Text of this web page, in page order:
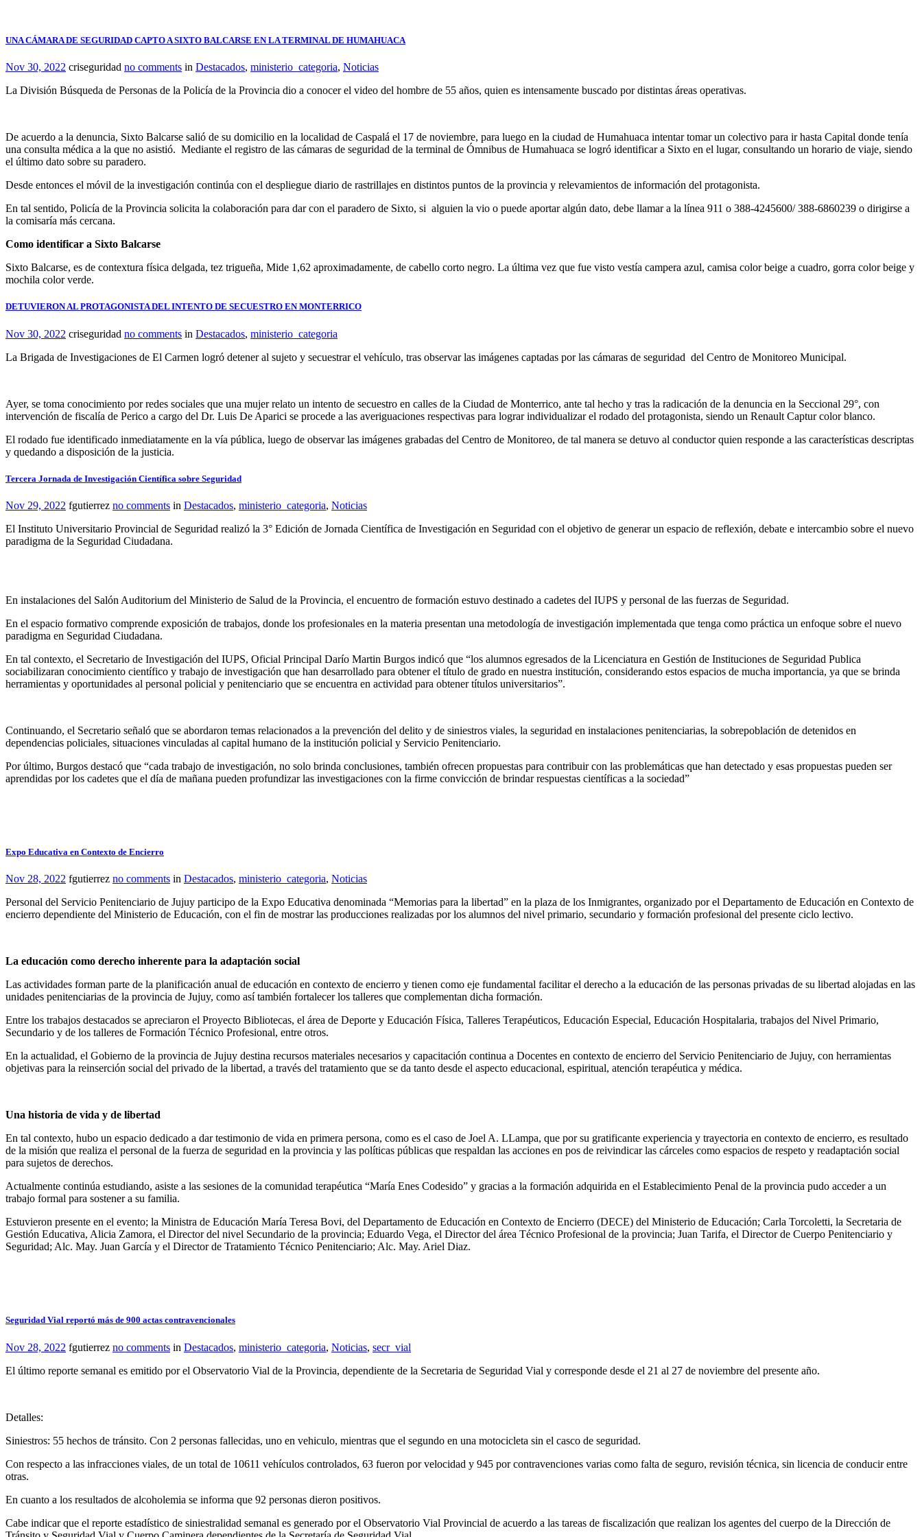
UNA CÁMARA DE SEGURIDAD CAPTO A SIXTO BALCARSE EN LA TERMINAL DE HUMAHUACA
Nov 30, 2022 criseguridad no comments in Destacados, ministerio_categoria, Noticias
La División Búsqueda de Personas de la Policía de la Provincia dio a conocer el video del hombre de 55 años, quien es intensamente buscado por distintas áreas operativas.
De acuerdo a la denuncia, Sixto Balcarse salió de su domicilio en la localidad de Caspalá el 17 de noviembre, para luego en la ciudad de Humahuaca intentar tomar un colectivo para ir hasta Capital donde tenía
una consulta médica a la que no asistió. Mediante el registro de las cámaras de seguridad de la terminal de Ómnibus de Humahuaca se logró identificar a Sixto en el lugar, consultando un horario de viaje, siendo
el último dato sobre su paradero.
Desde entonces el móvil de la investigación continúa con el despliegue diario de rastrillajes en distintos puntos de la provincia y relevamientos de información del protagonista.
En tal sentido, Policía de la Provincia solicita la colaboración para dar con el paradero de Sixto, si alguien la vio o puede aportar algún dato, debe llamar a la línea 911 o 388-4245600/ 388-6860239 o dirigirse a
la comisaría más cercana.
Como identificar a Sixto Balcarse
Sixto Balcarse, es de contextura física delgada, tez trigueña, Mide 1,62 aproximadamente, de cabello corto negro. La última vez que fue visto vestía campera azul, camisa color beige a cuadro, gorra color beige y
mochila color verde.
DETUVIERON AL PROTAGONISTA DEL INTENTO DE SECUESTRO EN MONTERRICO
Nov 30, 2022 criseguridad no comments in Destacados, ministerio_categoria
La Brigada de Investigaciones de El Carmen logró detener al sujeto y secuestrar el vehículo, tras observar las imágenes captadas por las cámaras de seguridad del Centro de Monitoreo Municipal.
Ayer, se toma conocimiento por redes sociales que una mujer relato un intento de secuestro en calles de la Ciudad de Monterrico, ante tal hecho y tras la radicación de la denuncia en la Seccional 29°, con
intervención de fiscalía de Perico a cargo del Dr. Luis De Aparici se procede a las averiguaciones respectivas para lograr individualizar el rodado del protagonista, siendo un Renault Captur color blanco.
El rodado fue identificado inmediatamente en la vía pública, luego de observar las imágenes grabadas del Centro de Monitoreo, de tal manera se detuvo al conductor quien responde a las características descriptas
y quedando a disposición de la justicia.
Tercera Jornada de Investigación Científica sobre Seguridad
Nov 29, 2022 fgutierrez no comments in Destacados, ministerio_categoria, Noticias
El Instituto Universitario Provincial de Seguridad realizó la 3° Edición de Jornada Científica de Investigación en Seguridad con el objetivo de generar un espacio de reflexión, debate e intercambio sobre el nuevo
paradigma de la Seguridad Ciudadana.
En instalaciones del Salón Auditorium del Ministerio de Salud de la Provincia, el encuentro de formación estuvo destinado a cadetes del IUPS y personal de las fuerzas de Seguridad.
En el espacio formativo comprende exposición de trabajos, donde los profesionales en la materia presentan una metodología de investigación implementada que tenga como práctica un enfoque sobre el nuevo
paradigma en Seguridad Ciudadana.
En tal contexto, el Secretario de Investigación del IUPS, Oficial Principal Darío Martin Burgos indicó que “los alumnos egresados de la Licenciatura en Gestión de Instituciones de Seguridad Publica
sociabilizaran conocimiento científico y trabajo de investigación que han desarrollado para obtener el título de grado en nuestra institución, considerando estos espacios de mucha importancia, ya que se brinda
herramientas y oportunidades al personal policial y penitenciario que se encuentra en actividad para obtener títulos universitarios”.
Continuando, el Secretario señaló que se abordaron temas relacionados a la prevención del delito y de siniestros viales, la seguridad en instalaciones penitenciarias, la sobrepoblación de detenidos en
dependencias policiales, situaciones vinculadas al capital humano de la institución policial y Servicio Penitenciario.
Por último, Burgos destacó que “cada trabajo de investigación, no solo brinda conclusiones, también ofrecen propuestas para contribuir con las problemáticas que han detectado y esas propuestas pueden ser
aprendidas por los cadetes que el día de mañana pueden profundizar las investigaciones con la firme convicción de brindar respuestas científicas a la sociedad”
Expo Educativa en Contexto de Encierro
Nov 28, 2022 fgutierrez no comments in Destacados, ministerio_categoria, Noticias
Personal del Servicio Penitenciario de Jujuy participo de la Expo Educativa denominada “Memorias para la libertad” en la plaza de los Inmigrantes, organizado por el Departamento de Educación en Contexto de
encierro dependiente del Ministerio de Educación, con el fin de mostrar las producciones realizadas por los alumnos del nivel primario, secundario y formación profesional del presente ciclo lectivo.
La educación como derecho inherente para la adaptación social
Las actividades forman parte de la planificación anual de educación en contexto de encierro y tienen como eje fundamental facilitar el derecho a la educación de las personas privadas de su libertad alojadas en las
unidades penitenciarias de la provincia de Jujuy, como así también fortalecer los talleres que complementan dicha formación.
Entre los trabajos destacados se apreciaron el Proyecto Bibliotecas, el área de Deporte y Educación Física, Talleres Terapéuticos, Educación Especial, Educación Hospitalaria, trabajos del Nivel Primario,
Secundario y de los talleres de Formación Técnico Profesional, entre otros.
En la actualidad, el Gobierno de la provincia de Jujuy destina recursos materiales necesarios y capacitación continua a Docentes en contexto de encierro del Servicio Penitenciario de Jujuy, con herramientas
objetivas para la reinserción social del privado de la libertad, a través del tratamiento que se da tanto desde el aspecto educacional, espiritual, atención terapéutica y médica.
Una historia de vida y de libertad
En tal contexto, hubo un espacio dedicado a dar testimonio de vida en primera persona, como es el caso de Joel A. LLampa, que por su gratificante experiencia y trayectoria en contexto de encierro, es resultado
de la misión que realiza el personal de la fuerza de seguridad en la provincia y las políticas públicas que respaldan las acciones en pos de reivindicar las cárceles como espacios de respeto y readaptación social
para sujetos de derechos.
Actualmente continúa estudiando, asiste a las sesiones de la comunidad terapéutica “María Enes Codesido” y gracias a la formación adquirida en el Establecimiento Penal de la provincia pudo acceder a un
trabajo formal para sostener a su familia.
Estuvieron presente en el evento; la Ministra de Educación María Teresa Bovi, del Departamento de Educación en Contexto de Encierro (DECE) del Ministerio de Educación; Carla Torcoletti, la Secretaria de
Gestión Educativa, Alicia Zamora, el Director del nivel Secundario de la provincia; Eduardo Vega, el Director del área Técnico Profesional de la provincia; Juan Tarifa, el Director de Cuerpo Penitenciario y
Seguridad; Alc. May. Juan García y el Director de Tratamiento Técnico Penitenciario; Alc. May. Ariel Diaz.
Seguridad Vial reportó más de 900 actas contravencionales
Nov 28, 2022 fgutierrez no comments in Destacados, ministerio_categoria, Noticias, secr_vial
El último reporte semanal es emitido por el Observatorio Vial de la Provincia, dependiente de la Secretaria de Seguridad Vial y corresponde desde el 21 al 27 de noviembre del presente año.
Detalles:
Siniestros: 55 hechos de tránsito. Con 2 personas fallecidas, uno en vehiculo, mientras que el segundo en una motocicleta sin el casco de seguridad.
Con respecto a las infracciones viales, de un total de 10611 vehículos controlados, 63 fueron por velocidad y 945 por contravenciones varias como falta de seguro, revisión técnica, sin licencia de conducir entre
otras.
En cuanto a los resultados de alcoholemia se informa que 92 personas dieron positivos.
Cabe indicar que el reporte estadístico de siniestralidad semanal es generado por el Observatorio Vial Provincial de acuerdo a las tareas de fiscalización que realizan los agentes del cuerpo de la Dirección de